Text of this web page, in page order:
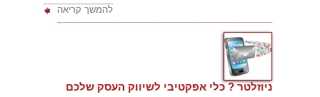
להמשך קריאה
ניוזלטר ? כלי אפקטיבי לשיווק העסק שלכם